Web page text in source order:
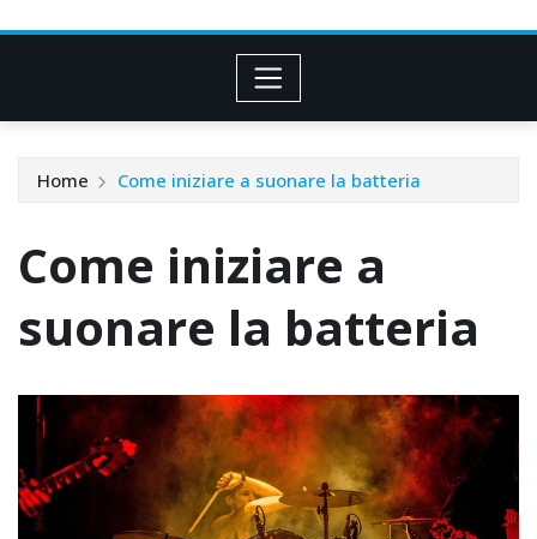
Home Come iniziare a suonare la batteria
Come iniziare a
suonare la batteria